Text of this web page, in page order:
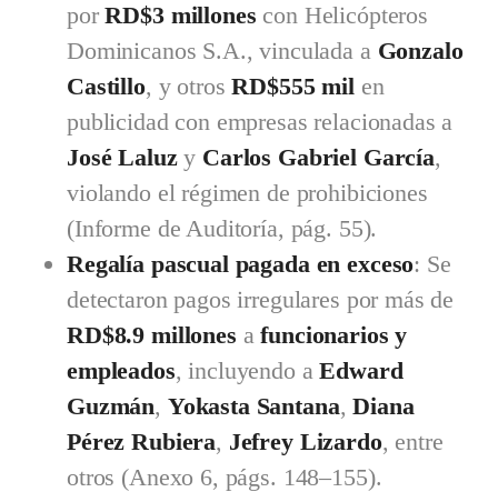
porRD$3 millones con Helicópteros
Dominicanos S.A., vinculada a Gonzalo
Castillo, y otrosRD$555 milen
publicidad con empresas relacionadas a
José Laluzy Carlos Gabriel García,
violando el régimen de prohibiciones
(Informe de Auditoría, pág. 55).
Regalía pascual pagada en exceso: Se
detectaron pagos irregulares por más de
RD$8.9 millones afuncionarios y
empleados, incluyendo aEdward
Guzmán, Yokasta Santana,Diana
Pérez Rubiera, Jefrey Lizardo, entre
otros (Anexo 6, págs. 148–155).